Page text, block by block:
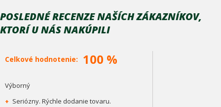
POSLEDNÉ RECENZE NAŠÍCH ZÁKAZNÍKOV,
KTORÍ U NÁS NAKÚPILI
Celkové hodnotenie: 100 %
Výborný
+ Seriózny. Rýchle dodanie tovaru.